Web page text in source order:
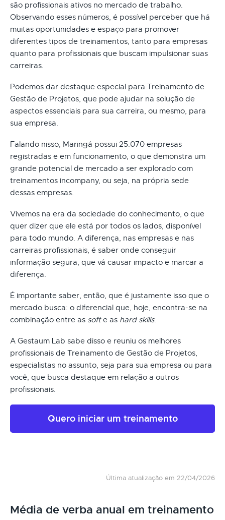
são profissionais ativos no mercado de trabalho.
Observando esses números, é possível perceber que há
muitas oportunidades e espaço para promover
diferentes tipos de treinamentos, tanto para empresas
quanto para profissionais que buscam impulsionar suas
carreiras.
Podemos dar destaque especial para Treinamento de
Gestão de Projetos, que pode ajudar na solução de
aspectos essenciais para sua carreira, ou mesmo, para
sua empresa.
Falando nisso, Maringá possui 25.070 empresas
registradas e em funcionamento, o que demonstra um
grande potencial de mercado a ser explorado com
treinamentos incompany, ou seja, na própria sede
dessas empresas.
Vivemos na era da sociedade do conhecimento, o que
quer dizer que ele está por todos os lados, disponível
para todo mundo. A diferença, nas empresas e nas
carreiras profissionais, é saber onde conseguir
informação segura, que vá causar impacto e marcar a
diferença.
É importante saber, então, que é justamente isso que o
mercado busca: o diferencial que, hoje, encontra-se na
combinação entre as softe as hard skills.
A Gestaum Lab sabe disso e reuniu os melhores
profissionais de Treinamento de Gestão de Projetos,
especialistas no assunto, seja para sua empresa ou para
você, que busca destaque em relação a outros
profissionais.
Quero iniciar um treinamento
Última atualização em 22/04/2026
Média de verba anual em treinamento